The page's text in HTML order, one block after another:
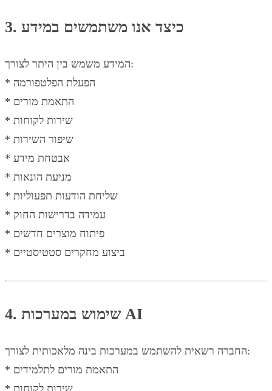
3. כיצד אנו משתמשים במידע
המידע משמש בין היתר לצורך:
* הפעלת הפלטפורמה
* התאמת מורים
* שירות לקוחות
* שיפור השירות
* אבטחת מידע
* מניעת הונאות
* שליחת הודעות תפעוליות
* עמידה בדרישות החוק
* פיתוח מוצרים חדשים
* ביצוע מחקרים סטטיסטיים
4. שימוש במערכות AI
החברה רשאית להשתמש במערכות בינה מלאכותית לצורך:
* התאמת מורים לתלמידים
* שירות לקוחות